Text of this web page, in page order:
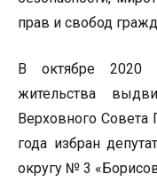
прав и свобод
В октябре 2020
жительства
Верховного
года избран
округу № 3